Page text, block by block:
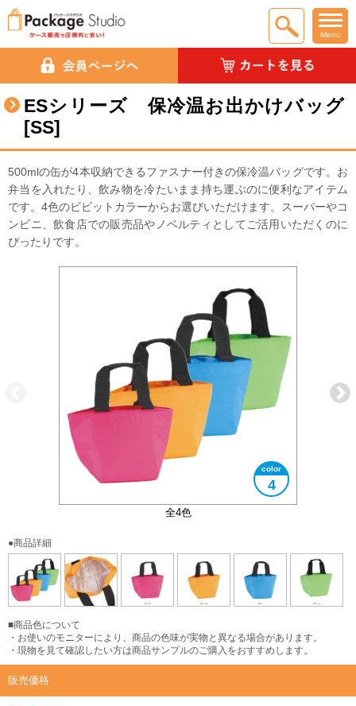
Menu
ESシリーズ 保冷温お出かけバッグ
[SS]
500mlの缶が4本収納できるファスナー付きの保冷温バッグです。お
弁当を入れたり、飲み物を冷たいまま持ち運ぶのに便利なアイテム
です。4色のビビットカラーからお選びいただけます。スーパーやコ
ンビニ、飲食店での販売品やノベルティとしてご活用いただくのに
ぴったりです。
全4色
4
内側アルミ蒸着加工
●商品詳細
■商品色について
・お使いのモニターにより、商品の色味が実物と異なる場合があります。
・現物を見て確認したい方は商品サンプルのご購入をおすすめします。
販売価格